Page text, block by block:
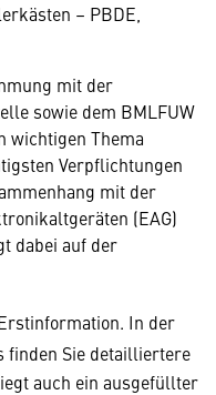
– PBDE,
mit der
sowie dem BMLFUW
wichtigen Thema
Verpflichtungen
mit der
(EAG)
dabei auf der
In der
finden Sie detailliertere
auch ein ausgefüllter